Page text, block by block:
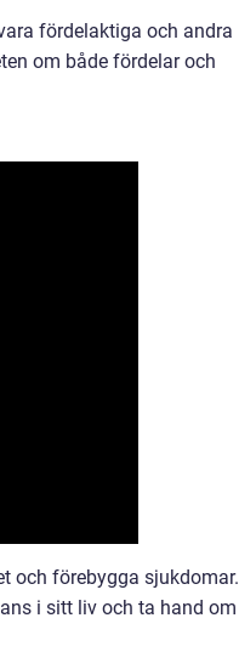
fördelaktiga och andra
om både fördelar och
och förebygga sjukdomar.
i sitt liv och ta hand om